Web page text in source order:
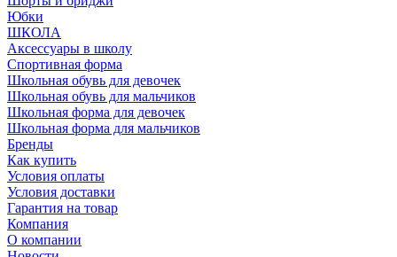
Юбки
ШКОЛА
Аксессуары в школу
Спортивная форма
Школьная обувь для девочек
Школьная обувь для мальчиков
Школьная форма для девочек
Школьная форма для мальчиков
Бренды
Как купить
Условия оплаты
Условия доставки
Гарантия на товар
Компания
О компании